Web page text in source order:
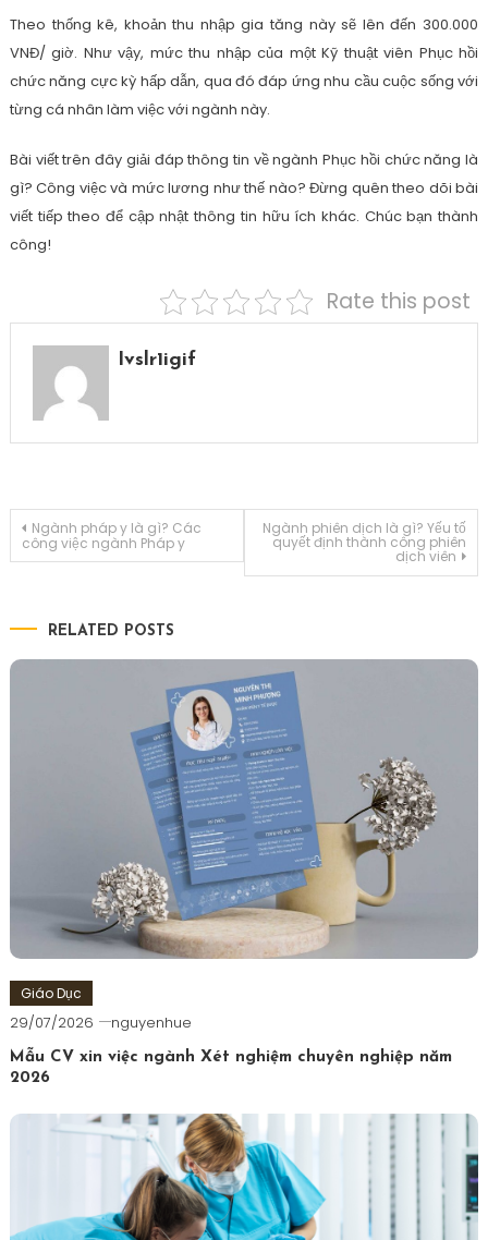
Theo thống kê, khoản thu nhập gia tăng này sẽ lên đến 300.000
VNĐ/ giờ. Như vậy, mức thu nhập của một Kỹ thuật viên Phục hồi
chức năng cực kỳ hấp dẫn, qua đó đáp ứng nhu cầu cuộc sống với
từng cá nhân làm việc với ngành này.
Bài viết trên đây giải đáp thông tin về ngành Phục hồi chức năng là
gì? Công việc và mức lương như thế nào? Đừng quên theo dõi bài
viết tiếp theo để cập nhật thông tin hữu ích khác. Chúc bạn thành
công!
Rate this post
Ivslr1igif
Điều
bài
viết
Ngành pháp y là gì? Các
công việc ngành Pháp y
Ngành phiên dịch là gì? Yếu tố
quyết định thành công phiên
dịch viên
RELATED POSTS
Giáo Dục
29/07/2026 nguyenhue
Mẫu CV xin việc ngành Xét nghiệm chuyên nghiệp năm
2026